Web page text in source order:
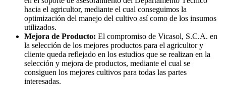
hacia el agricultor, mediante el cual conseguimos la
optimización del manejo del cultivo así como de los insumos
utilizados.
Mejora de Producto: El compromiso de Vicasol, S.C.A. en
la selección de los mejores productos para el agricultor y
cliente queda reflejado en los estudios que se realizan en la
selección y mejora de productos, mediante el cual se
consiguen los mejores cultivos para todas las partes
interesadas.